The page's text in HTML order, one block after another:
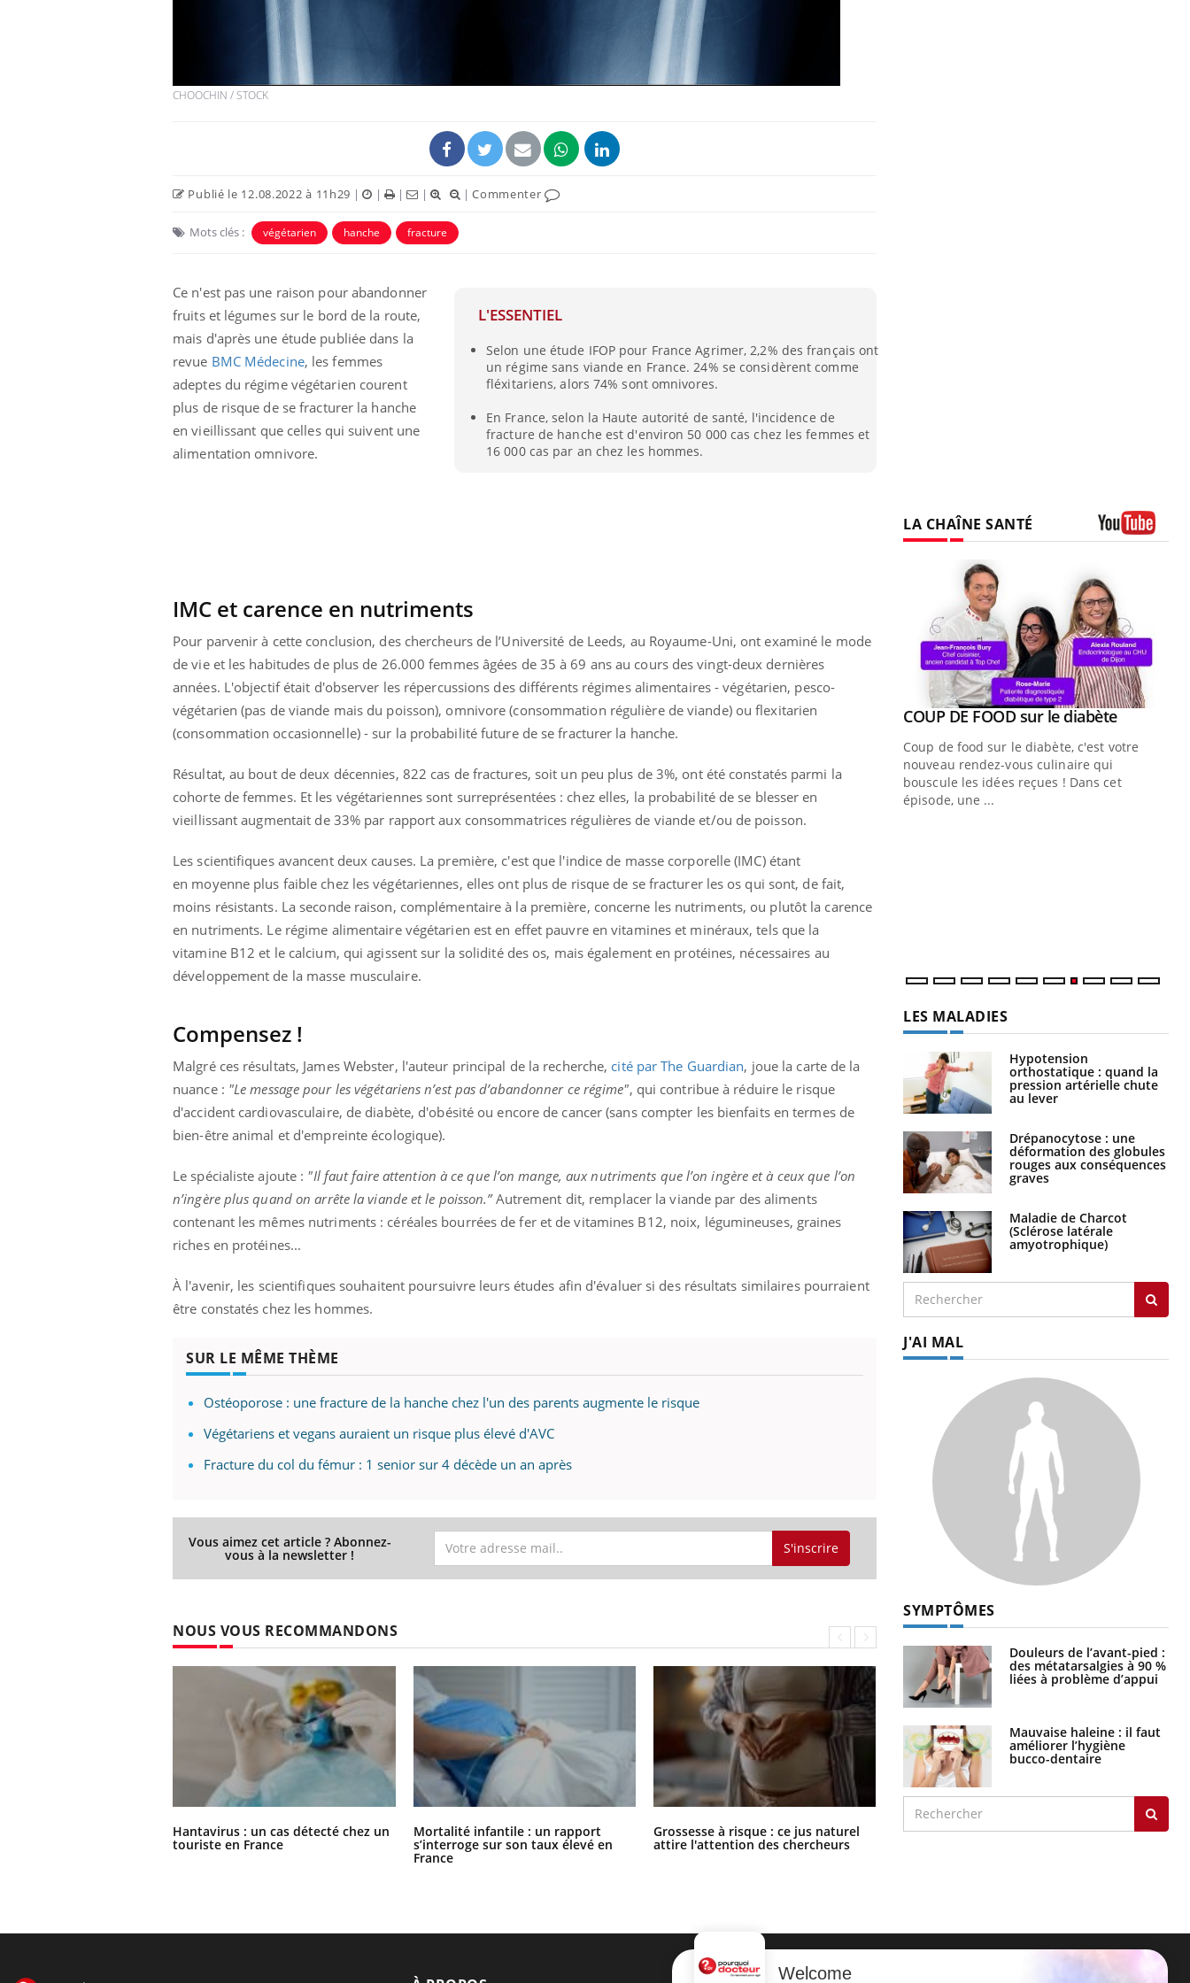
CHOOCHIN / STOCK
Publié le 12.08.2022 à 11h29 | | | | |Commenter
Mots clés : végétarien hanche fracture
L'ESSENTIEL
Selon une étude IFOP pour France Agrimer, 2,2% des français ont
un régime sans viande en France. 24% se considèrent comme
fléxitariens, alors 74% sont omnivores.
En France, selon la Haute autorité de santé, l'incidence de
fracture de hanche est d'environ 50 000 cas chez les femmes et
16 000 cas par an chez les hommes.
Ce n'est pas une raison pour abandonner
fruits et légumes sur le bord de la route,
mais d'après une étude publiée dans la
revue BMC Médecine, les femmes
adeptes du régime végétarien courent
plus de risque de se fracturer la hanche
en vieillissant que celles qui suivent une
alimentation omnivore.
IMC et carence en nutriments
Pour parvenir à cette conclusion, des chercheurs de l’Université de Leeds, au Royaume-Uni, ont examiné le mode
de vie et les habitudes de plus de 26.000 femmes âgées de 35 à 69 ans au cours des vingt-deux dernières
années. L'objectif était d'observer les répercussions des différents régimes alimentaires - végétarien, pesco-
végétarien (pas de viande mais du poisson), omnivore(consommation régulière de viande) ou flexitarien
(consommation occasionnelle) - sur la probabilité future de se fracturer la hanche.
Résultat, au bout de deux décennies, 822 cas de fractures, soit un peu plus de 3%, ont été constatés parmi la
cohorte de femmes. Et les végétariennes sont surreprésentées : chez elles, la probabilité de se blesser en
vieillissant augmentait de 33% par rapport aux consommatrices régulières de viande et/ou de poisson.
Les scientifiques avancent deux causes. La première, c'est que l'indice de masse corporelle (IMC) étant
en moyenne plus faible chez les végétariennes, elles ont plus de risque de se fracturer les os qui sont, de fait,
moins résistants. La seconde raison, complémentaire à la première, concerne les nutriments, ou plutôt la carence
en nutriments. Le régime alimentaire végétarien est en effet pauvre en vitamines et minéraux, tels que la
vitamine B12 et le calcium, qui agissent sur la solidité des os, mais également en protéines, nécessaires au
développement de la masse musculaire.
Compensez !
Malgré ces résultats, James Webster, l'auteur principal de la recherche, cité par The Guardian, joue la carte de la
nuance : "Le message pour les végétariens n’est pas d’abandonner ce régime", qui contribue à réduire le risque
d'accident cardiovasculaire, de diabète, d'obésité ou encore de cancer (sans compter les bienfaits en termes de
bien-être animal et d'empreinte écologique).
Le spécialiste ajoute : "Il faut faire attention à ce que l’on mange, aux nutriments que l’on ingère et à ceux que l’on
n’ingère plus quand on arrête la viande et le poisson.”Autrement dit, remplacer la viande par des aliments
contenant les mêmes nutriments : céréales bourrées de fer et de vitamines B12, noix, légumineuses, graines
riches en protéines...
À l'avenir, les scientifiques souhaitent poursuivre leurs études afin d'évaluer si des résultats similaires pourraient
être constatés chez les hommes.
SUR LE MÊME THÈME
Ostéoporose : une fracture de la hanche chez l'un des parents augmente le risque
Végétariens et vegans auraient un risque plus élevé d'AVC
Fracture du col du fémur : 1 senior sur 4 décède un an après
Vous aimez cet article ? Abonnez-
vous à la newsletter ! S'inscrire
NOUS VOUS RECOMMANDONS
Hantavirus : un cas détecté chez un
touriste en France
Mortalité infantile : un rapport
s’interroge sur son taux élevé en
France
Grossesse à risque : ce jus naturel
attire l'attention des chercheurs
Comment oublier les écrans en
LA CHAÎNE SANTÉ
Eczéma Chronique des Mains : se
préparer pour l’été !Youtube
rythme de vie ! Vacances, plage, piscine,
soleil, activités en plein air… Nos mains
Youtube
Diabète & Ramadan 2026Youtube
Le Ramadan approche, et, pour de
nombreuses personnes atteintes de
diabète, c'est une période de questions, de
défis, mais ...
Youtube
Un « jumeau numérique » pour
faciliter l’accès à la médecine
Un établissement lié à un groupe
mutualiste innove en matière de bilan de
santé : l'utilisation d'un « jumeau
numérique » permet ...
Youtube
COUP DE FOOD sur le diabèteYoutube
Coup de food sur le diabète, c'est votre
nouveau rendez-vous culinaire qui
bouscule les idées reçues ! Dans cet
épisode, une ...
LES MALADIES
Hypotension
orthostatique : quand la
pression artérielle chute
au lever
Drépanocytose : une
déformation des globules
rouges aux conséquences
graves
Maladie de Charcot
(Sclérose latérale
amyotrophique)
J'AI MAL
SYMPTÔMES
Douleurs de l’avant-pied :
des métatarsalgies à 90 %
liées à problème d’appui
Mauvaise haleine : il faut
améliorer l’hygiène
bucco-dentaire
Welcome